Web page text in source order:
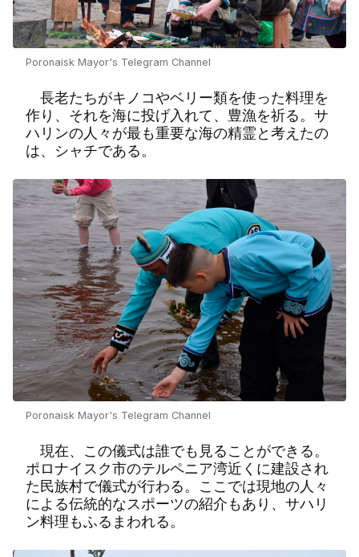
Poronaisk Mayor's Telegram Channel
長老たちがキノコやベリー類を使った料理を
作り、それを海に投げ入れて、豊漁を祈る。サ
ハリンの人々が最も重要な海の精霊と考えたの
は、シャチである。
Poronaisk Mayor's Telegram Channel
現在、この儀式は誰でも見ることができる。
ポロナイスク市のテルペニア湾近くに建設され
た民族村で儀式が行わる。ここでは現地の人々
による伝統的なスポーツの紹介もあり、サハリ
ン料理もふるまわれる。